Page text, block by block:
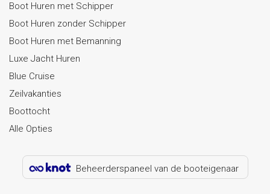
Boot Huren met Schipper
Boot Huren zonder Schipper
Boot Huren met Bemanning
Luxe Jacht Huren
Blue Cruise
Zeilvakanties
Boottocht
Alle Opties
Beheerderspaneel van de booteigenaar